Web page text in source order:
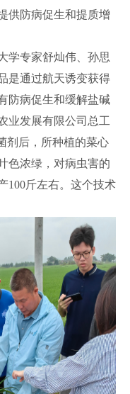
供防病促生和提质增
专家舒灿伟、孙思
是通过航天诱变获得
防病促生和缓解盐碱
业发展有限公司总工
剂后，所种植的菜心
色浓绿，对病虫害的
100斤左右。这个技术